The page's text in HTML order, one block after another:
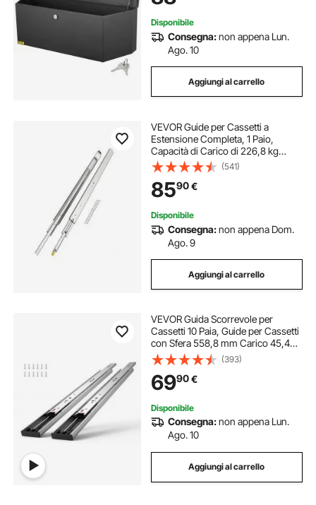
Auto
Disponibile
Consegna:non appena Lun.
Ago. 10
Aggiungi al carrello
VEVOR Guide per Cassetti a
Estensione Completa, 1 Paio,
Capacità di Carico di 226,8 kg
Binario per Cassetti con
Bloccaggio, Cuscinetti a Sfera con
Guida Scorrevole, Lunghezza
Estensione 1524 mm
(541)
8590€
Disponibile
Consegna:non appena Dom.
Ago. 9
Aggiungi al carrello
VEVOR Guida Scorrevole per
Cassetti 10 Paia, Guide per Cassetti
con Sfera 558,8 mm Carico 45,4
kg, Guida Cassetto Estraibile
Laterale Estensione Completa
Ripiano dell'Armadio, Set di Guida
Cassetti
(393)
6990€
Disponibile
Consegna:non appena Lun.
Ago. 10
Aggiungi al carrello